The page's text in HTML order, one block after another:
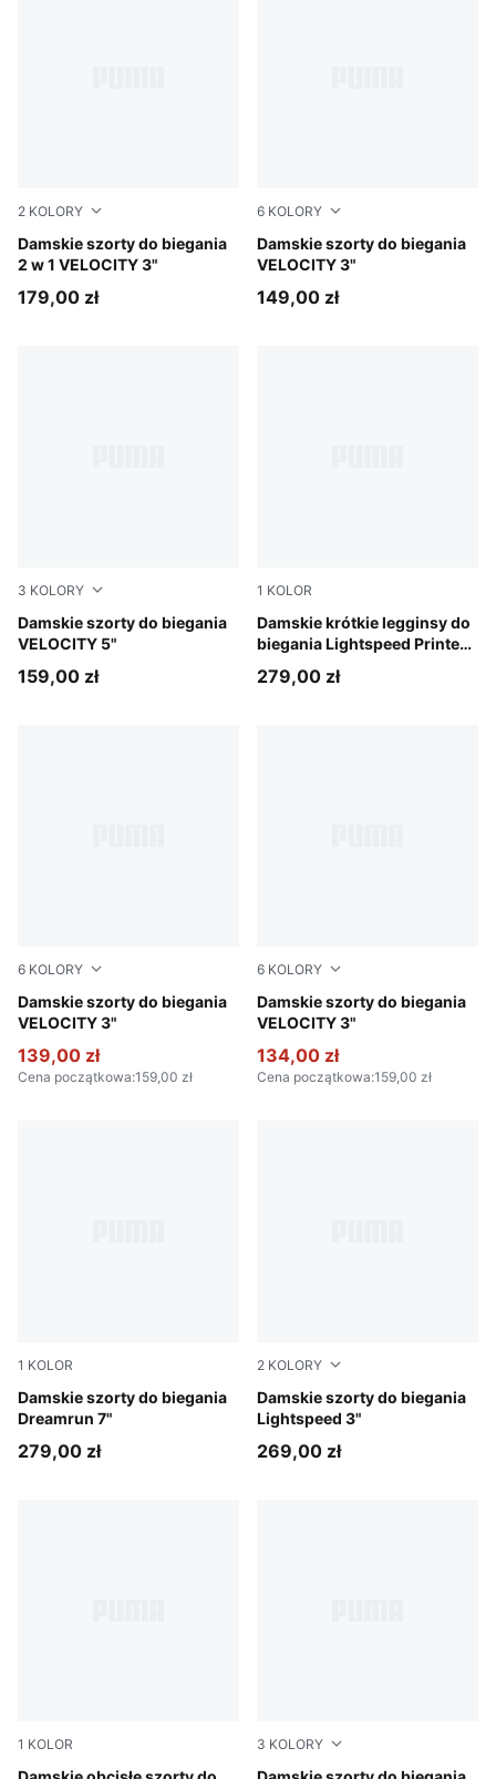
2 KOLORY
Damskie szorty do biegania
2 w 1 VELOCITY 3"
Puma Black
179,00 zł
6 KOLORY
Damskie szorty do biegania
VELOCITY 3"
Light Lavender
149,00 zł
3 KOLORY
Damskie szorty do biegania
VELOCITY 5"
Puma Black
159,00 zł
1 KOLOR
Damskie krótkie legginsy do
biegania Lightspeed Printed
Inky Depths
279,00 zł
6 KOLORY
Damskie szorty do biegania
VELOCITY 3"
Apple Spritz
139,00 zł
Cena początkowa:159,00 zł
6 KOLORY
Damskie szorty do biegania
VELOCITY 3"
Gray Sky
134,00 zł
Cena początkowa:159,00 zł
1 KOLOR
Damskie szorty do biegania
Dreamrun 7"
Puma Black
279,00 zł
2 KOLORY
Damskie szorty do biegania
Lightspeed 3"
Puma Black
269,00 zł
1 KOLOR 3 KOLORY